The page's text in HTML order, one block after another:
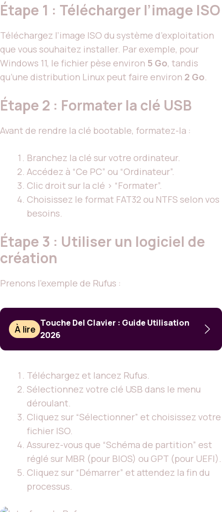
Étape 1 : Télécharger l’image ISO
Téléchargez l’image ISO du système d’exploitation
que vous souhaitez installer. Par exemple, pour
Windows 11, le fichier pèse environ 5 Go, tandis
qu’une distribution Linux peut faire environ 2 Go.
Étape 2 : Formater la clé USB
Avant de rendre la clé bootable, formatez-la :
Branchez la clé sur votre ordinateur.
Accédez à “Ce PC” ou “Ordinateur”.
Clic droit sur la clé > “Formater”.
Choisissez le format FAT32 ou NTFS selon vos
besoins.
Étape 3 : Utiliser un logiciel de
création
Prenons l’exemple de Rufus :
À lire
Touche Del Clavier : Guide Utilisation
2026
Téléchargez et lancez Rufus.
Sélectionnez votre clé USB dans le menu
déroulant.
Cliquez sur “Sélectionner” et choisissez votre
fichier ISO.
Assurez-vous que “Schéma de partition” est
réglé sur MBR (pour BIOS) ou GPT (pour UEFI).
Cliquez sur “Démarrer” et attendez la fin du
processus.